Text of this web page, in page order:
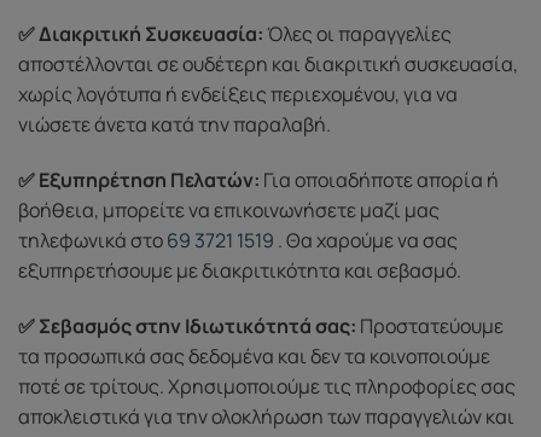
✅ Διακριτική Συσκευασία:Όλες οι παραγγελίες
αποστέλλονται σε ουδέτερη και διακριτική συσκευασία,
χωρίς λογότυπα ή ενδείξεις περιεχομένου, για να
νιώσετε άνετα κατά την παραλαβή.
✅ Εξυπηρέτηση Πελατών: Για οποιαδήποτε απορία ή
βοήθεια, μπορείτε να επικοινωνήσετε μαζί μας
τηλεφωνικά στο69 3721 1519 . Θα χαρούμε να σας
εξυπηρετήσουμε με διακριτικότητα και σεβασμό.
✅ Σεβασμός στην Ιδιωτικότητά σας: Προστατεύουμε
τα προσωπικά σας δεδομένα και δεν τα κοινοποιούμε
ποτέ σε τρίτους. Χρησιμοποιούμε τις πληροφορίες σας
αποκλειστικά για την ολοκλήρωση των παραγγελιών και